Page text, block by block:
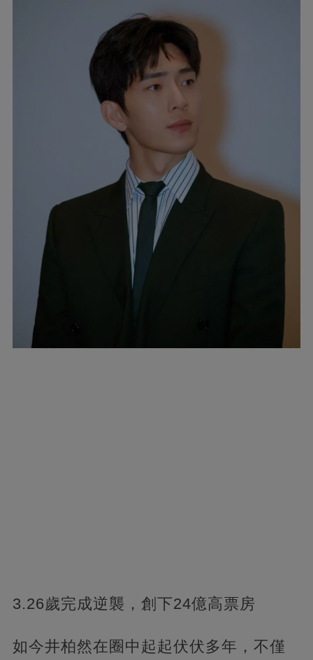
3.26歲完成逆襲，創下24億高票房
如今井柏然在圈中起起伏伏多年，不僅